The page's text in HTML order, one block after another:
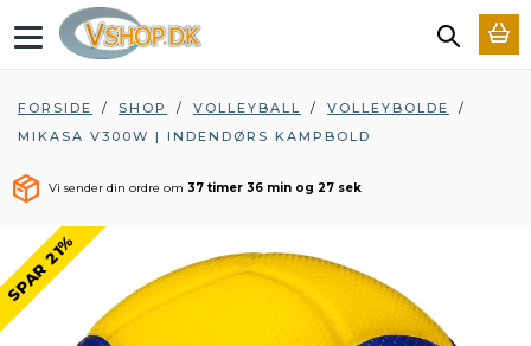
T
g
l
e
a
v
g
a
t
i
FORSIDE / SHOP / VOLLEYBALL / VOLLEYBOLDE
/
MIKASA V300W | INDENDØRS KAMPBOLD
Vi sender din ordre om 37 timer 36 min og 26 sek
SPAR 21%